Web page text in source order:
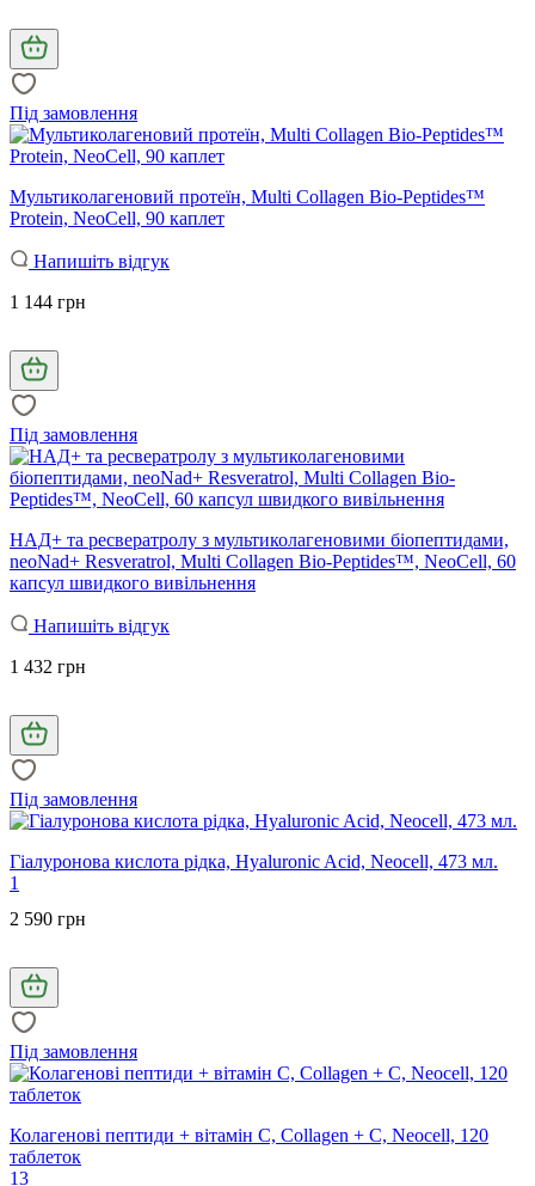
Під замовлення
Мультиколагеновий протеїн, Multi Collagen Bio-Peptides™
Protein, NeoCell, 90 каплет
Напишіть відгук
1 144 грн
Під замовлення
НАД+ та ресвератролу з мультиколагеновими біопептидами,
neoNad+ Resveratrol, Multi Collagen Bio-Peptides™, NeoCell, 60
капсул швидкого вивільнення
Напишіть відгук
1 432 грн
Під замовлення
Гіалуронова кислота рідка, Hyaluronic Acid, Neocell, 473 мл.
1
2 590 грн
Під замовлення
Колагенові пептиди + вітамін C, Collagen + C, Neocell, 120
таблеток
13